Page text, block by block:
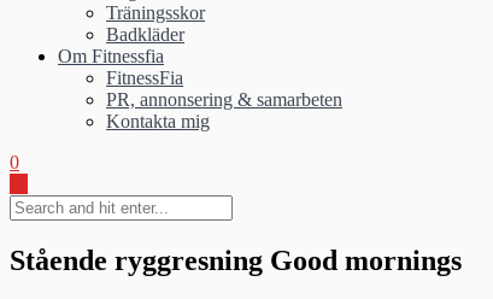
Träningsskor
Badkläder
Om Fitnessfia
FitnessFia
PR, annonsering & samarbeten
Kontakta mig
0
Stående ryggresning Good mornings